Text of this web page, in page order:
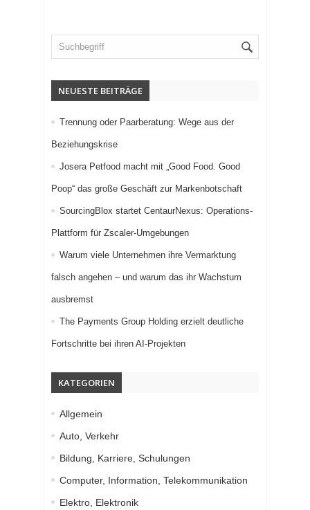
NEUESTE BEITRÄGE
Trennung oder Paarberatung: Wege aus der
Beziehungskrise
Josera Petfood macht mit „Good Food. Good
Poop“ das große Geschäft zur Markenbotschaft
SourcingBlox startet CentaurNexus: Operations-
Plattform für Zscaler-Umgebungen
Warum viele Unternehmen ihre Vermarktung
falsch angehen – und warum das ihr Wachstum
ausbremst
The Payments Group Holding erzielt deutliche
Fortschritte bei ihren AI-Projekten
KATEGORIEN
Allgemein
Auto, Verkehr
Bildung, Karriere, Schulungen
Computer, Information, Telekommunikation
Elektro, Elektronik